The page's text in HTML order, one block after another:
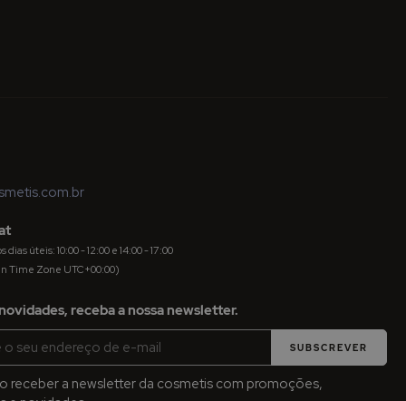
úteis: 10:00 - 12:00 e 14:00 - 17:00
Time Zone UTC+00:00)
receba a nossa newsletter.
SUBSCREVER
receber a newsletter da cosmetis com promoções,